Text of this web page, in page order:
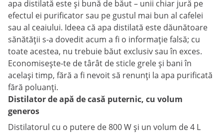
apa distilată este și bună de băut – unii chiar jură pe
efectul ei purificator sau pe gustul mai bun al cafelei
sau al ceaiului. Ideea că apa distilată este dăunătoare
sănătății s-a dovedit acum a fi o informație falsă; cu
toate acestea, nu trebuie băut exclusiv sau în exces.
Economisește-te de târât de sticle grele și bani în
același timp, fără a fi nevoit să renunți la apa purificată
fără poluanți.
Distilator de apă de casă puternic, cu volum
generos
Distilatorul cu o putere de 800 W și un volum de 4 L